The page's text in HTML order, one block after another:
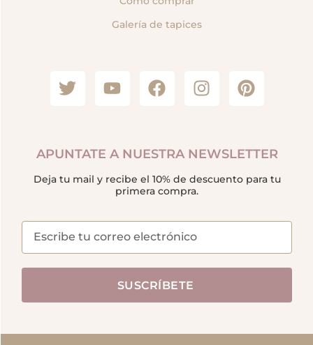
Galería de tapices
APUNTATE A NUESTRA NEWSLETTER
Deja tu mail y recibe el 10% de descuento para tu
primera compra.
SUSCRÍBETE